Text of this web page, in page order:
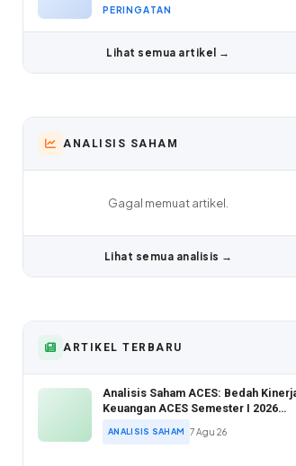
PERINGATAN
Lihat semua artikel →
ANALISIS SAHAM
Gagal memuat artikel.
Lihat semua analisis →
ARTIKEL TERBARU
Analisis Saham ACES: Bedah
Keuangan ACES Semester I 2026
ANALISIS SAHAM 7 Agu 26